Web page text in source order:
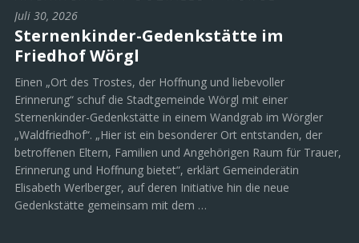
Juli 30, 2026
Sternenkinder-Gedenkstätte im
Friedhof Wörgl
Einen „Ort des Trostes, der Hoffnung und liebevoller
Erinnerung“ schuf die Stadtgemeinde Wörgl mit einer
Sternenkinder-Gedenkstätte in einem Wandgrab im Wörgler
„Waldfriedhof“. „Hier ist ein besonderer Ort entstanden, der
betroffenen Eltern, Familien und Angehörigen Raum für Trauer,
Erinnerung und Hoffnung bietet“, erklärt Gemeinderätin
Elisabeth Werlberger, auf deren Initiative hin die neue
Gedenkstätte gemeinsam mit dem …